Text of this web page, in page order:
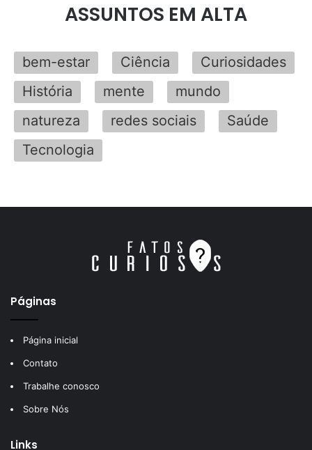
ASSUNTOS EM ALTA
bem-estar Ciência
Curiosidades
História
mente
mundo
natureza
redes sociais
Saúde
Tecnologia
Páginas
Página inicial
Contato
Trabalhe conosco
Sobre Nós
Links